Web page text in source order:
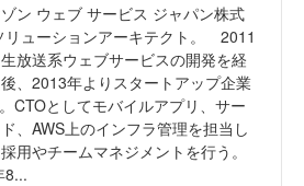
ン ウェブ サービス ジャパン株式
リューションアーキテクト。 2011
放送系ウェブサービスの開発を経
、2013年よりスタートアップ企業
CTOとしてモバイルアプリ、サー
、AWS上のインフラ管理を担当し
用やチームマネジメントを行う。
8...